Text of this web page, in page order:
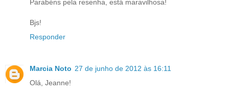
Parabéns pela resenha, está maravilhosa!
Bjs!
Responder
Marcia Noto 27 de junho de 2012 às 16:11
Olá, Jeanne!